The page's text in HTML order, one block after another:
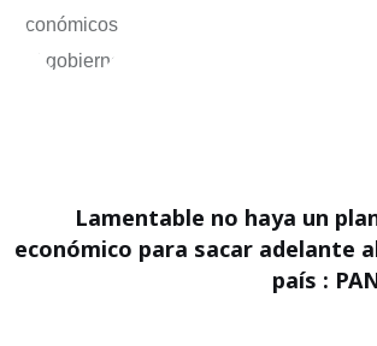
Lamentable no haya un
económico para sacar adelante
país :